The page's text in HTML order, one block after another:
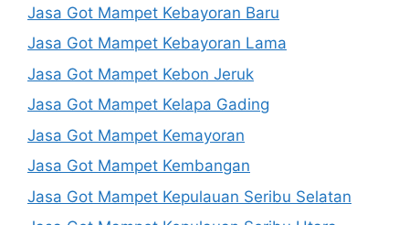
Jasa Got Mampet Kebayoran Baru
Jasa Got Mampet Kebayoran Lama
Jasa Got Mampet Kebon Jeruk
Jasa Got Mampet Kelapa Gading
Jasa Got Mampet Kemayoran
Jasa Got Mampet Kembangan
Jasa Got Mampet Kepulauan Seribu Selatan